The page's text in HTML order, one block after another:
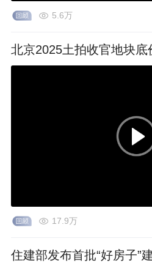
5.6万
北京2025土拍收官地块底
17.9万
住建部发布首批“好房子”